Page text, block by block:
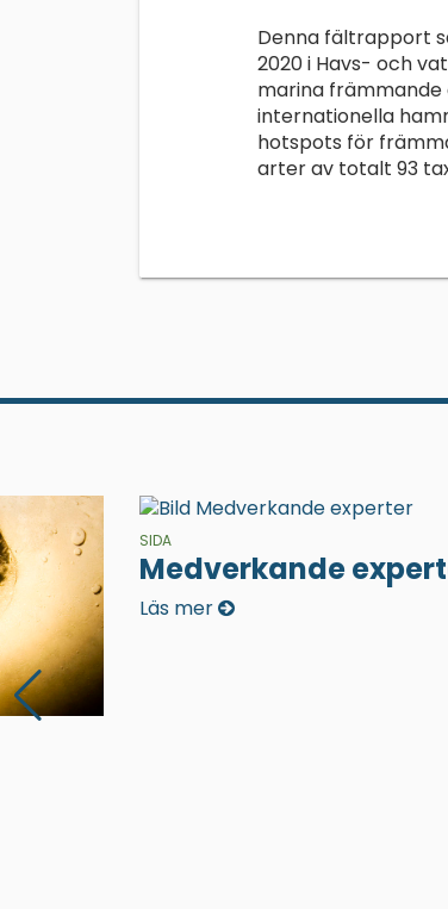
Denna fältrapport
2020 i Havs- och
marina
internationella
hotspots för
arter av totalt 93
SIDA
Medverkande
Läs mer